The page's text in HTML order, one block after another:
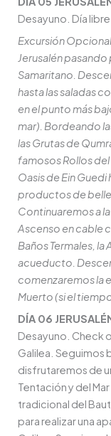
Desayuno. Día
Excursión
Jerusalén pasando
Samaritano.
hasta las saladas
en el punto más
mar). Bordeando
las Grutas de
famosos Rollos
Oasis de Ein
productos de
Continuaremos a
Ascenso en cable
Baños Termales, la
acueducto.
comenzaremos la
Muerto (si el
DÍA 06
Desayuno. Check
Galilea. Seguimos
disfrutaremos de
Tentación y del
tradicional del
para realizar una